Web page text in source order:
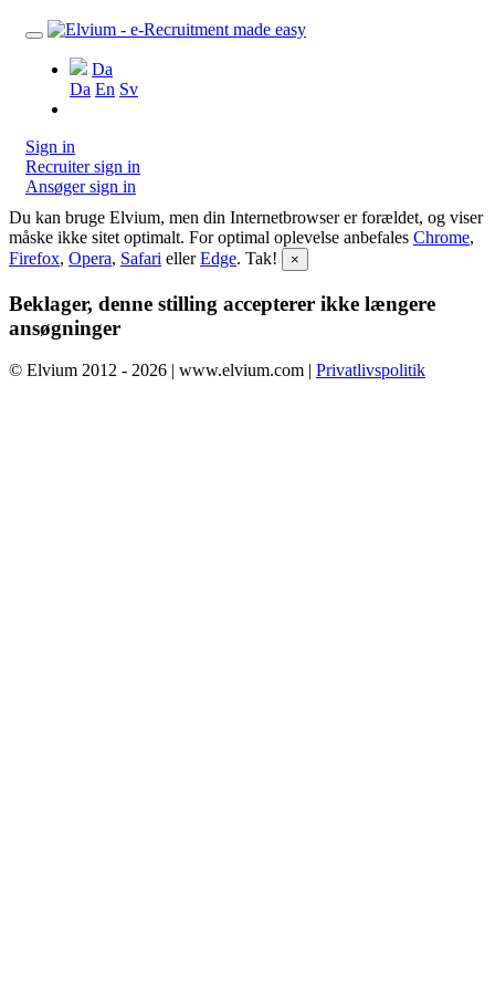
Da
Da En Sv
Sign in
Recruiter sign in
Ansøger sign in
Du kan bruge Elvium, men din Internetbrowser er forældet, og viser
måske ikke sitet optimalt. For optimal oplevelse anbefales Chrome,
Firefox, Opera, Safari ellerEdge. Tak! ×
Beklager, denne stilling accepterer ikke længere
ansøgninger
© Elvium 2012 - 2026 | www.elvium.com | Privatlivspolitik